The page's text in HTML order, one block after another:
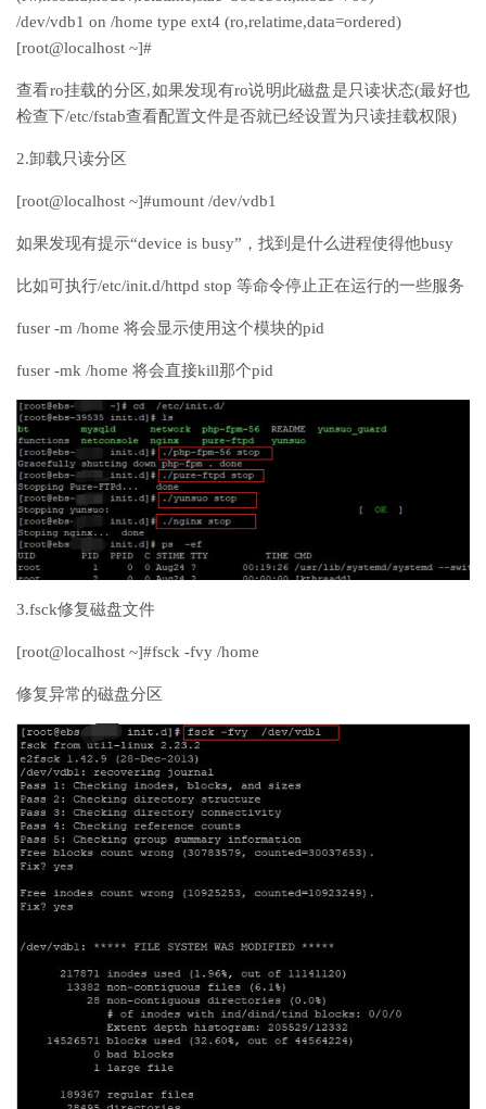
/dev/vdb1 on /home type ext4 (ro,relatime,data=ordered)
[root@localhost ~]#
查看ro挂载的分区,如果发现有ro说明此磁盘是只读状态(最好也
检查下/etc/fstab查看配置文件是否就已经设置为只读挂载权限)
2.卸载只读分区
[root@localhost ~]#umount /dev/vdb1
如果发现有提示“device is busy”，找到是什么进程使得他busy
比如可执行/etc/init.d/httpd stop 等命令停止正在运行的一些服务
fuser -m /home 将会显示使用这个模块的pid
fuser -mk /home 将会直接kill那个pid
3.fsck修复磁盘文件
[root@localhost ~]#fsck -fvy /home
修复异常的磁盘分区